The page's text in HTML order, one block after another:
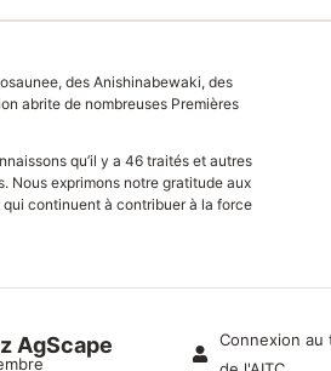
des Anishinabewaki, des
abrite de nombreuses Premières
qu’il y a 46 traités et autres
Nous exprimons notre gratitude aux
continuent à contribuer à la force
AgScape
Connexion au